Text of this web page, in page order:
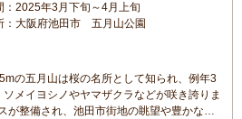
2025年3月下旬～4月上旬
大阪府池田市 五月山公園
の五月山は桜の名所として知られ、例年3
メイヨシノやヤマザクラなどが咲き誇りま
が整備され、池田市街地の眺望や豊かな自